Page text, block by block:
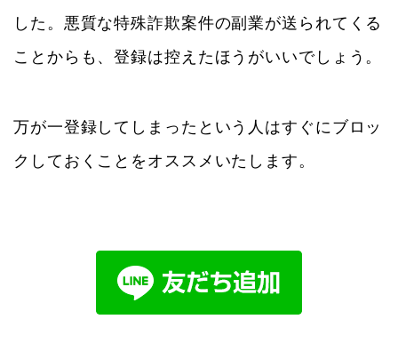
した。悪質な特殊詐欺案件の副業が送られてくる
ことからも、登録は控えたほうがいいでしょう。
万が一登録してしまったという人はすぐにブロッ
クしておくことをオススメいたします。